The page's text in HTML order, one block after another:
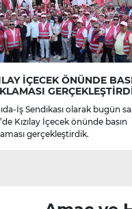
İÇECEK ÖNÜNDE
İş Sendikası olarak bugün
Kızılay İçecek önünde basın
gerçekleştirdik.